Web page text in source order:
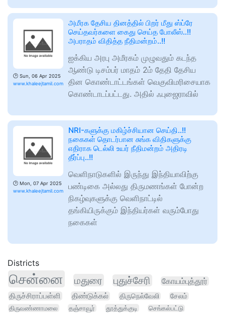
🕑 Sun, 06 Apr 2025
www.khaleejtamil.com
அமீரக தேசிய தினத்தில் பிறர் மீது ஸ்ப்ரே
செய்தவர்களை கைது செய்த போலீஸ்..!!
அபராதம் விதித்த நீதிமன்றம்..!!
ஐக்கிய அரபு அமீரகம் முழுவதும் கடந்த
ஆண்டு டிசம்பர் மாதம் 2ம் தேதி தேசிய
தின கொண்டாட்டங்கள் வெகுவிமரிசையாக
கொண்டாடப்பட்டது. அதில் ஃபுஜைராவில்
🕑 Mon, 07 Apr 2025
www.khaleejtamil.com
NRI-களுக்கு மகிழ்ச்சியான செய்தி..!!
நகைகள் தொடர்பான சுங்க விதிகளுக்கு
எதிராக டெல்லி உயர் நீதிமன்றம் அதிரடி
தீர்ப்பு..!!
வெளிநாடுகளில் இருந்து இந்தியாவிற்கு
பண்டிகை அல்லது திருமணங்கள் போன்ற
நிகழ்வுகளுக்கு வெளிநாட்டில்
தங்கியிருக்கும் இந்தியர்கள் வரும்போது
நகைகள்
Districts
சென்னை மதுரை புதுச்சேரி கோயம்புத்தூர்
திருச்சிராப்பள்ளி திண்டுக்கல் திருநெல்வேலி
சேலம்
திருவண்ணாமலை
தஞ்சாவூர் தூத்துக்குடி
செங்கல்பட்டு